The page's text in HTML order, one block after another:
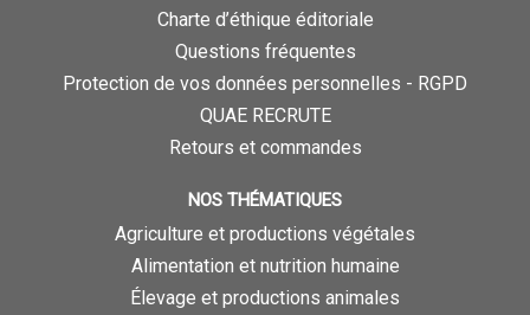
Charte d’éthique éditoriale
Questions fréquentes
Protection de vos données personnelles - RGPD
QUAE RECRUTE
Retours et commandes
NOS THÉMATIQUES
Agriculture et productions végétales
Alimentation et nutrition humaine
Élevage et productions animales